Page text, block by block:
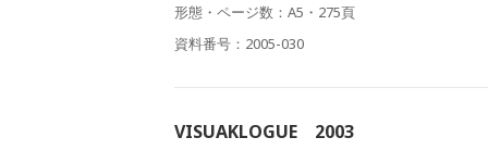
形態・ページ数：A5・275頁
資料番号：2005-030
VISUAKLOGUE 2003